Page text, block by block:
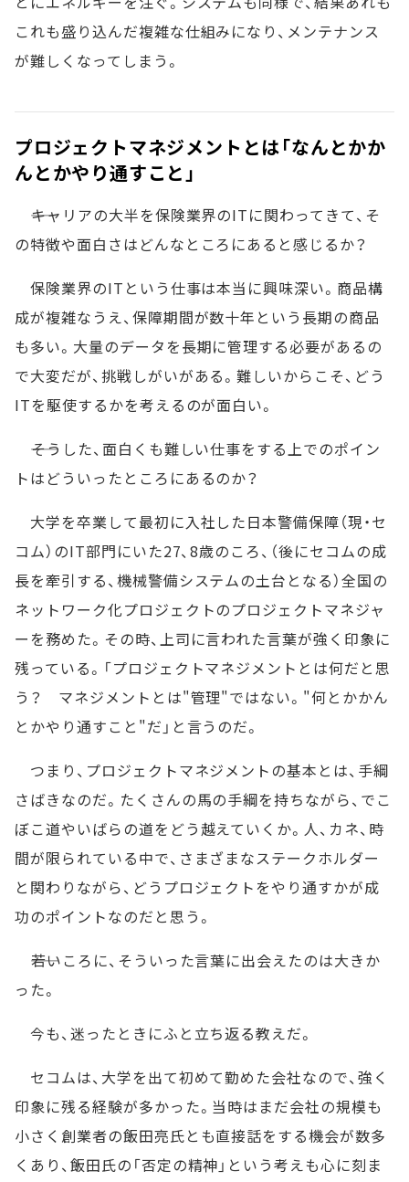
これも盛り込んだ複雑な仕組みになり、メンテナンス
が難しくなってしまう。
プロジェクトマネジメントとは「なんとかか
んとかやり通すこと」
――キャリアの大半を保険業界のITに関わってきて、そ
の特徴や面白さはどんなところにあると感じるか？
保険業界のITという仕事は本当に興味深い。商品構
成が複雑なうえ、保障期間が数十年という長期の商品
も多い。大量のデータを長期に管理する必要があるの
で大変だが、挑戦しがいがある。難しいからこそ、どう
ITを駆使するかを考えるのが面白い。
――そうした、面白くも難しい仕事をする上でのポイン
トはどういったところにあるのか？
大学を卒業して最初に入社した日本警備保障（現・セ
コム）のIT部門にいた27、8歳のころ、（後にセコムの成
長を牽引する、機械警備システムの土台となる）全国の
ネットワーク化プロジェクトのプロジェクトマネジャ
ーを務めた。その時、上司に言われた言葉が強く印象に
残っている。「プロジェクトマネジメントとは何だと思
う？ マネジメントとは"管理"ではない。"何とかかん
とかやり通すこと"だ」と言うのだ。
つまり、プロジェクトマネジメントの基本とは、手綱
さばきなのだ。たくさんの馬の手綱を持ちながら、でこ
ぼこ道やいばらの道をどう越えていくか。人、カネ、時
間が限られている中で、さまざまなステークホルダー
と関わりながら、どうプロジェクトをやり通すかが成
功のポイントなのだと思う。
――若いころに、そういった言葉に出会えたのは大きか
った。
今も、迷ったときにふと立ち返る教えだ。
セコムは、大学を出て初めて勤めた会社なので、強く
印象に残る経験が多かった。当時はまだ会社の規模も
小さく創業者の飯田亮氏とも直接話をする機会が数多
くあり、飯田氏の「否定の精神」という考えも心に刻ま